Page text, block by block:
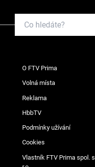
O FTV Prima
Volná místa
Reklama
HbbTV
Podmínky užívání
Cookies
Vlastník FTV Prima spol. s